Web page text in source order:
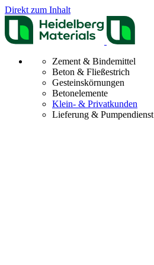
Direkt zum Inhalt
Zement & Bindemittel
Beton & Fließestrich
Gesteinskörnungen
Betonelemente
Klein- & Privatkunden
Lieferung & Pumpendienst